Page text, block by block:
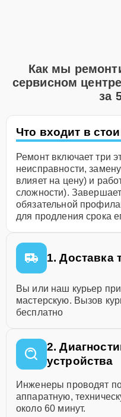
Как мы
сервисном
за
Что входит в
Ремонт включает три
неисправности,
влияет на цену) и
сложности).
обязательной
для продления срока
1. Доставка
Вы или наш курьер
мастерскую. Вызов
бесплатно
2.
устройства
Инженеры проводят
аппаратную,
около 60 минут.